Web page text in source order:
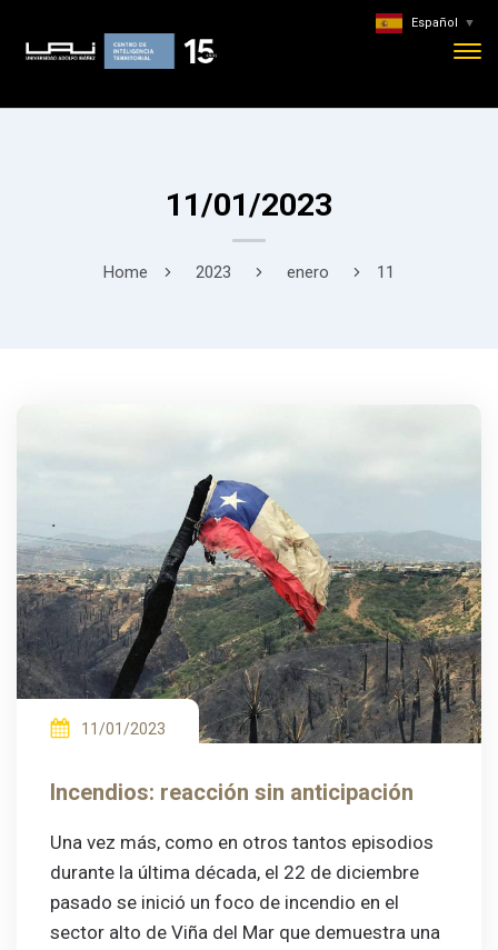
11/01/2023
Home 2023 enero 11
11/01/2023
Incendios: reacción sin anticipación
Una vez más, como en otros tantos episodios
durante la última década, el 22 de diciembre
pasado se inició un foco de incendio en el
sector alto de Viña del Mar que demuestra una
Español ▼